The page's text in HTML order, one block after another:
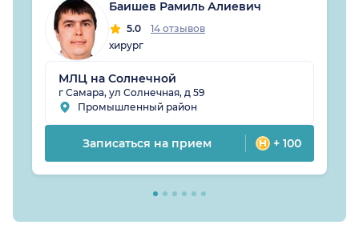
Баишев Рамиль Алиевич
5.0
14 отзывов
хирург
МЛЦ на Солнечной
г Самара, ул Солнечная, д 59
Промышленный район
Записаться на прием + 100